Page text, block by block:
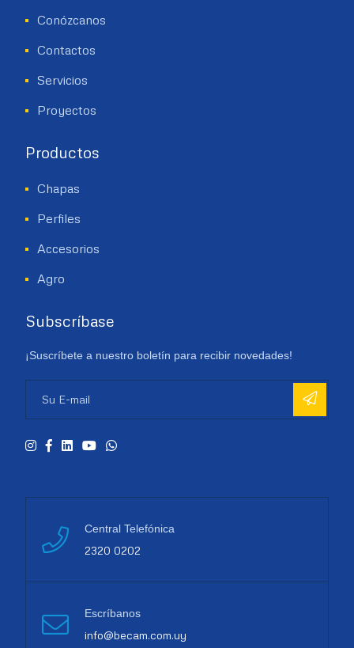
Conózcanos
Contactos
Servicios
Proyectos
Productos
Chapas
Perfiles
Accesorios
Agro
Subscríbase
¡Suscríbete a nuestro boletín para recibir novedades!
Central Telefónica
2320 0202
Escríbanos
info@becam.com.uy